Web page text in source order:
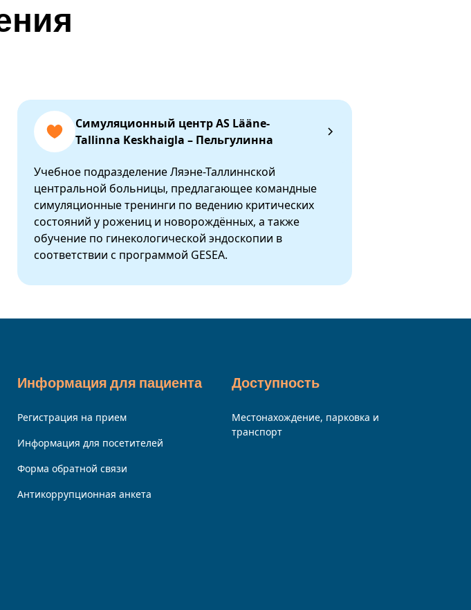
Симуляционный центр AS Lääne-
Tallinna Keskhaigla – Пельгулинна
Учебное подразделение Ляэне-Таллиннской
центральной больницы, предлагающее командные
симуляционные тренинги по ведению критических
состояний у рожениц и новорождённых, а также
обучение по гинекологической эндоскопии в
соответствии с программой GESEA.
Информация для пациента
Регистрация на прием
Информация для посетителей
Форма обратной связи
Антикоррупционная анкета
Доступность
Местонахождение, парковка и
транспорт